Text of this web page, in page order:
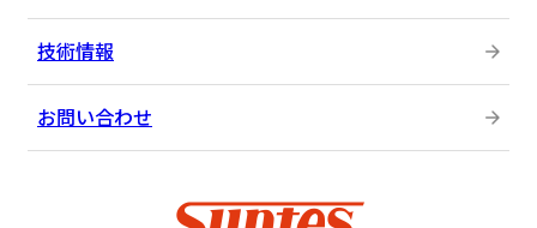
技術情報
お問い合わせ